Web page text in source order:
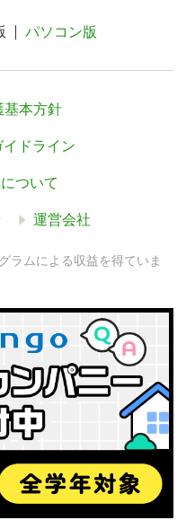
パソコン版
基本方針
ドライン
ついて
運営会社
ラムによる収益を得ていま